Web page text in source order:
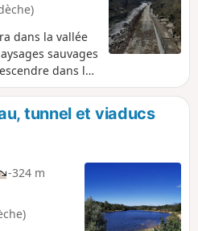
dans la vallée
sauvages
dans la
druisseau de
du ruisseau de
faudra remonter,
variée et en
un peu
ruines du
infos
à un
tunnel et viaducs
-324 m